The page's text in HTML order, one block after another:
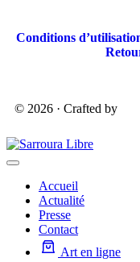
Conditions
© 2026 · Crafted by
Accueil
Actualité
Presse
Contact
Art en ligne